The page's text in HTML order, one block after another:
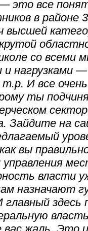
это все
в
высшей
со всеми
нагрузками
И все
ты
Зайдите на
вы
власти
назначают